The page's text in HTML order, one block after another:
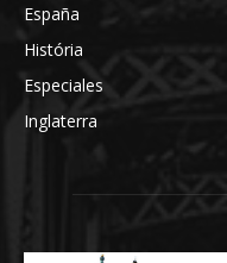
España
História
Especiales
Inglaterra